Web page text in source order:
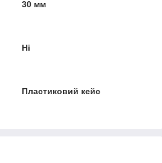
30 мм
Ні
Пластиковий кейс